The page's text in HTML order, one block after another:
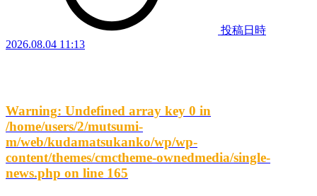
投稿日時
2026.08.04 11:13
Warning: Undefined array key 0 in
/home/users/2/mutsumi-
m/web/kudamatsukanko/wp/wp-
content/themes/cmctheme-ownedmedia/single-
news.php on line 165